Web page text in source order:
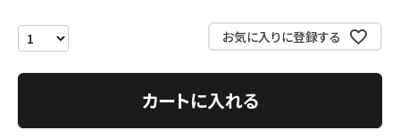
Follow us
お気に入りに登録する
カートに入れる